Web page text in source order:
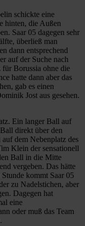
schickte eine
hinten, die Außen
Saar 05 dagegen sehr
überließ man
dann entsprechend
auf der Suche nach
Borussia ohne die
hatte dann aber das
gab es einen
Jost aus gesehen.
Ein langer Ball auf
direkt über den
dem Nebenplatz des
Klein der sensationell
Ball in die Mitte
vergeben. Das hätte
kommt Saar 05
zu Nadelstichen, aber
Dagegen hat
eine
oder muß das Team